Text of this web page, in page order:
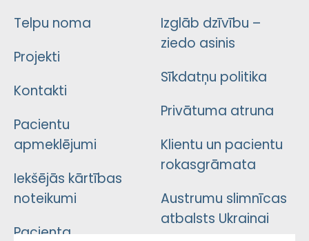
Telpu noma
Projekti
Kontakti
Pacientu
apmeklējumi
Iekšējās kārtības
noteikumi
Pacienta
Izglāb dzīvību –
ziedo asinis
Sīkdatņu politika
Privātuma atruna
Klientu un pacientu
rokasgrāmata
Austrumu slimnīcas
atbalsts Ukrainai